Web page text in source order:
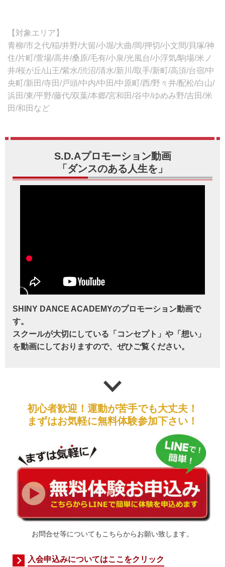
【対象エリア】
青柳/市之代/稲/井野/大留/小堀/大曲/岡/押切/小文間/貝塚/神
住/片町/萱場/高井/桑原/毛有/小泉/光風台/小浮気/駒場/米ノ
井/桜が丘/山王/紫水/渋沼/清水/新川/取手/新町/高須/台宿/中
央町/新田/寺田/戸頭/中内/中田/中原町/西/野々井/配松/白山/
浜田/東/平野/藤代/双葉/本郷/宮和田/谷中/ゆめみ野/吉田/米
田/和田など
S.D.Aプロモーション動画
「ダンスのある人生を」
SHINY DANCE ACADEMYのプロモーション動画で
す。
スクールが大切にしている「コンセプト」や「想い」
を動画にしておりますので、ぜひご覧ください。
初心者歓迎！運動が苦手でも大丈夫！
まずはお気軽に無料体験参加下さい！
お問合せ等についてもこちらからお願い致します。
入会申込みについてはここをクリック